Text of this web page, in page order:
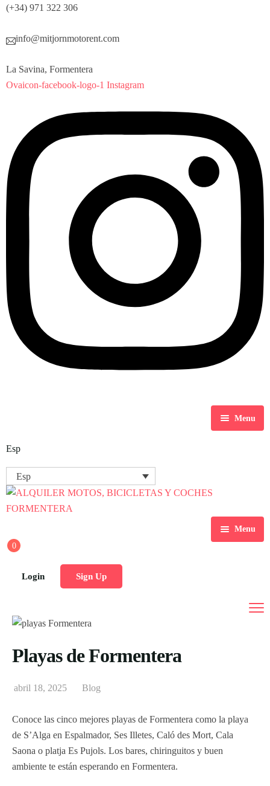
(+34) 971 322 306
info@mitjornmotorent.com
La Savina, Formentera
Ovaicon-facebook-logo-1 Instagram
Menu
Contacto
Esp
Esp
Menu
Inicio
Vehículos
¿Qué vehículo necesitas?
Ver todos vehículos
Alquiler bicicletas eléctricas
Alquiler scooters
Nosotros
Blog
reservas
0
Login Sign Up
Playas de Formentera
abril 18, 2025 Blog
Conoce las cinco mejores playas de Formentera como la playa
de S’Alga en Espalmador, Ses Illetes, Caló des Mort, Cala
Saona o platja Es Pujols. Los bares, chiringuitos y buen
ambiente te están esperando en Formentera.